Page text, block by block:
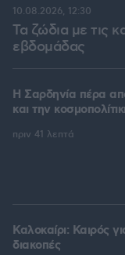
Τα ζώδια με τις
εβδομάδας
10.08.2026, 12:30
Η Σαρδηνία πέρα
και την
πριν 41 λεπτά
Καλοκαίρι: Καιρός
διακοπές